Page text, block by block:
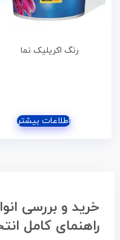
رنگ‌ اکریلیک نما
اطلاعات بیشتر
خرید و بررسی
راهنمای کامل